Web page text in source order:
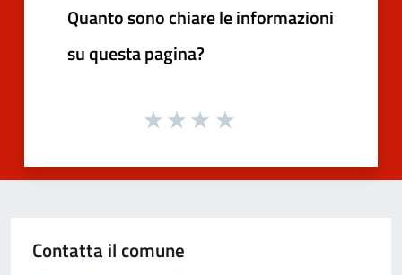
Quanto sono chiare le informazioni
su questa pagina?
Contatta il comune